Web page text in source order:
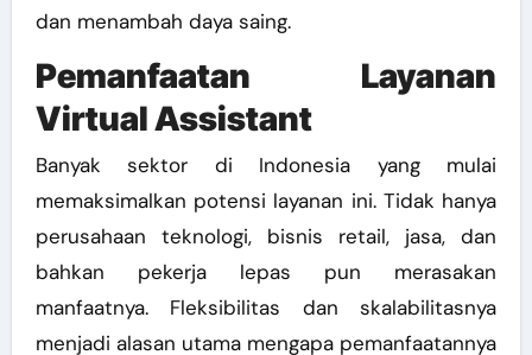
dan menambah daya saing.
Pemanfaatan Layanan
Virtual Assistant
Banyak sektor di Indonesia yang mulai
memaksimalkan potensi layanan ini. Tidak hanya
perusahaan teknologi, bisnis retail, jasa, dan
bahkan pekerja lepas pun merasakan
manfaatnya. Fleksibilitas dan skalabilitasnya
menjadi alasan utama mengapa pemanfaatannya